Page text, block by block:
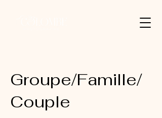
Groupe/Famille/
Couple